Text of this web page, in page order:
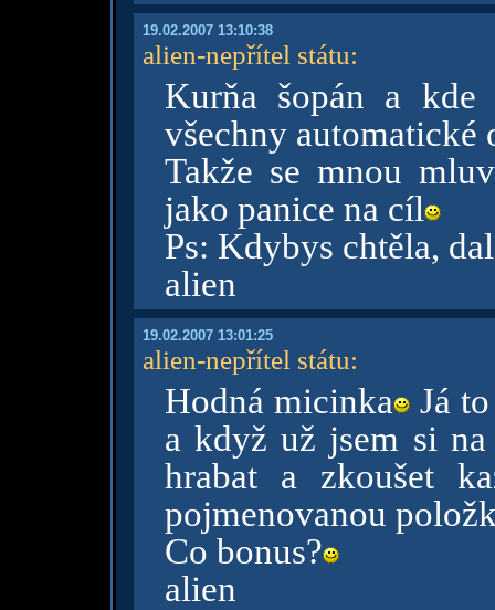
19.02.2007 13:10:38
alien-nepřítel státu:
Kurňa šopán a kde
všechny automatické
Takže se mnou
jako panice na cíl
Ps: Kdybys chtěla,
alien
19.02.2007 13:01:25
alien-nepřítel státu:
Hodná micinka Já to
a když už jsem si
hrabat a zkoušet
pojmenovanou
Co bonus?
alien